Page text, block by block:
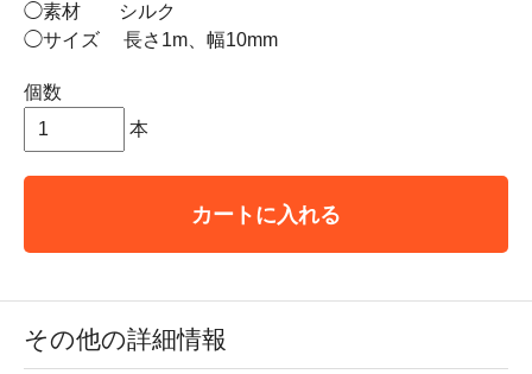
◯素材 シルク
◯サイズ 長さ1m、幅10mm
個数
本
カートに入れる
その他の詳細情報